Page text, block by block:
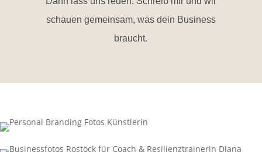
schauen gemeinsam, was dein Business
braucht.